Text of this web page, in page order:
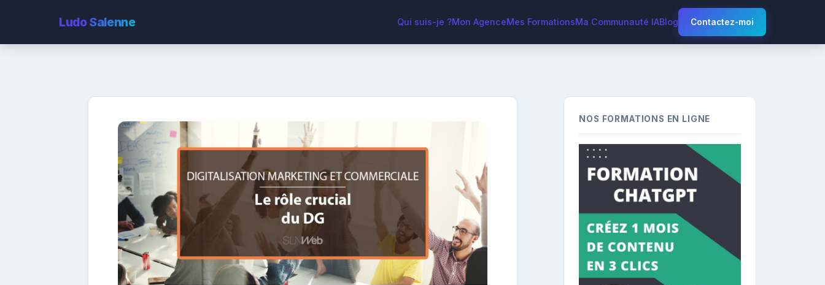
LudoSalenne Qui suis-je ?Mon AgenceMes FormationsMa Communauté IABlog Contactez-moi
NOS FORMATIONS EN LIGNE